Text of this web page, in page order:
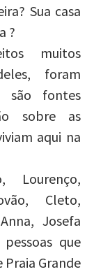
Sua casa
?
muitos
foram
são fontes
sobre as
aqui na
Lourenço,
Cleto,
Josefa
que
Grande